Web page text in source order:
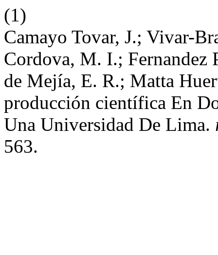
(1)
Camayo Tovar, J.; Vivar-
Cordova, M. I.; Fernandez
de Mejía, E. R.; Matta
producción científica En
Una Universidad De Lima.
563.